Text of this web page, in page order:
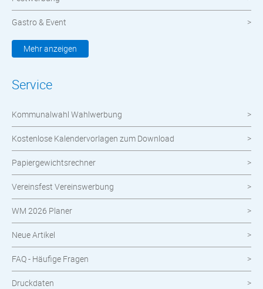
Gastro & Event
Kleidung & Textilien
meinOrt
Nachhaltige Produkte
Wahlen
Neuheiten im Shop
Mehr anzeigen
Service
Kommunalwahl Wahlwerbung
Kostenlose Kalendervorlagen zum Download
Papiergewichtsrechner
Vereinsfest Vereinswerbung
WM 2026 Planer
Neue Artikel
FAQ - Häufige Fragen
Druckdaten